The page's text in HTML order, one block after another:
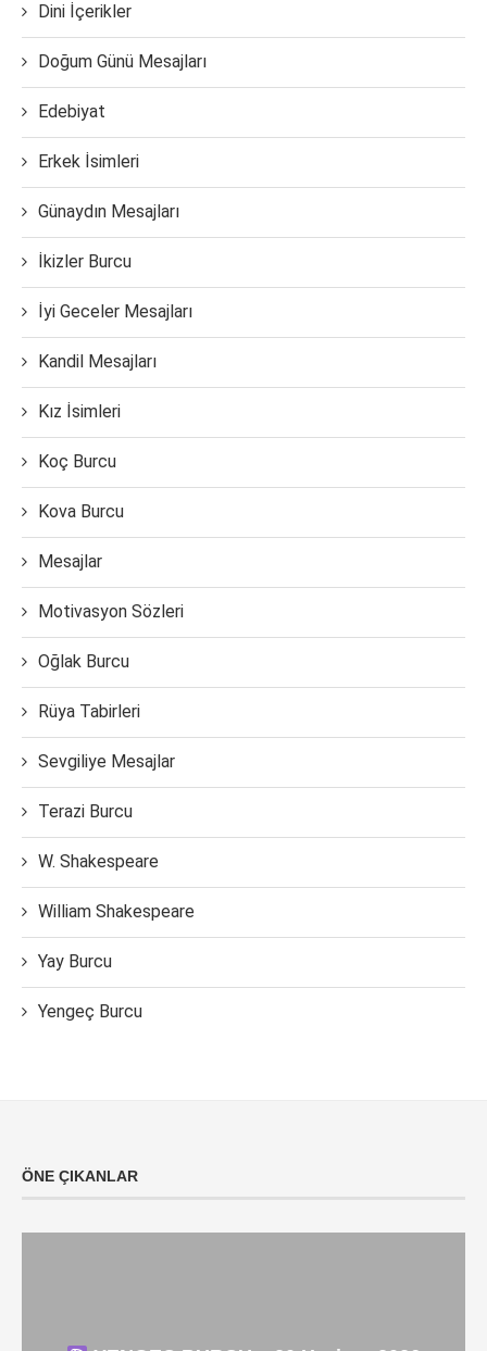
Dini İçerikler
Doğum Günü Mesajları
Edebiyat
Erkek İsimleri
Günaydın Mesajları
İkizler Burcu
İyi Geceler Mesajları
Kandil Mesajları
Kız İsimleri
Koç Burcu
Kova Burcu
Mesajlar
Motivasyon Sözleri
Oğlak Burcu
Rüya Tabirleri
Sevgiliye Mesajlar
Terazi Burcu
W. Shakespeare
William Shakespeare
Yay Burcu
Yengeç Burcu
ÖNE ÇIKANLAR